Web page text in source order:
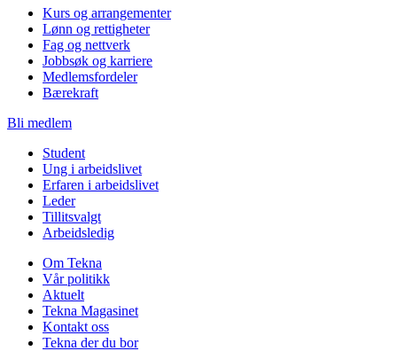
Kurs og arrangementer
Lønn og rettigheter
Fag og nettverk
Jobbsøk og karriere
Medlemsfordeler
Bærekraft
Bli medlem
Student
Ung i arbeidslivet
Erfaren i arbeidslivet
Leder
Tillitsvalgt
Arbeidsledig
Om Tekna
Vår politikk
Aktuelt
Tekna Magasinet
Kontakt oss
Tekna der du bor